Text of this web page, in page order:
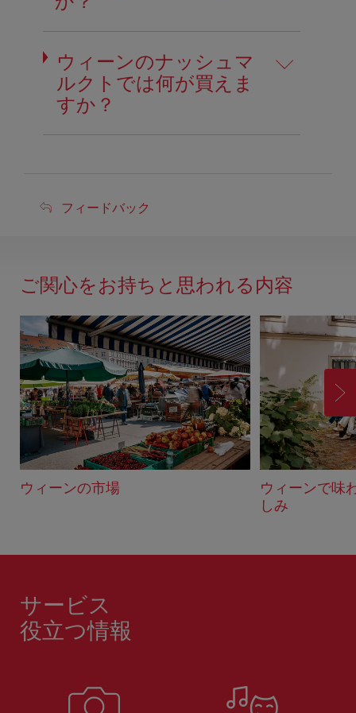
ウィーンのナッシュマ
ルクトでは何が買えま
すか？
フ
ド
ッ
ク
フィードバック
ご関心をお持ちと思われる内容
ウィーンの市場
ウィーンで味
しみ
進
む
サービス
役立つ情報